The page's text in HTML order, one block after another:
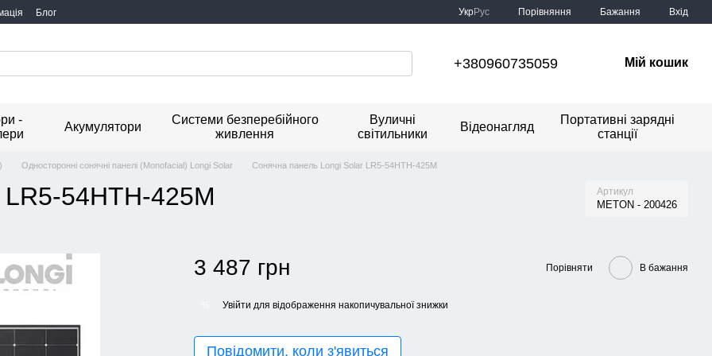
Блог УкрРус Порівняння Бажання Вхід
+380960735059 Мій кошик
-
Акумулятори
Системи безперебійного
живлення
Вуличні
світильники
Відеонагляд
Портативні зарядні
станції
Односторонні сонячні панелі (Monofacial) Longi Solar Сонячна панель Longi Solar LR5-54HTH-425M
54HTH-425M Артикул
METON - 200426
3 487 грн Порівняти В бажання
Увійти для відображення накопичувальної знижки
Повідомити, коли з'явиться